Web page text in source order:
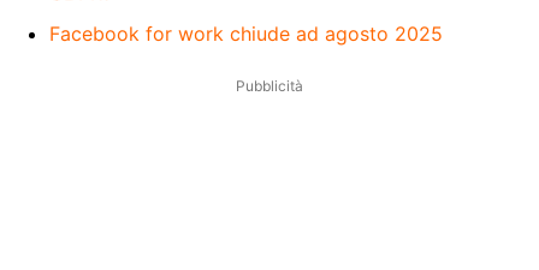
Facebook for work chiude ad agosto 2025
Pubblicità